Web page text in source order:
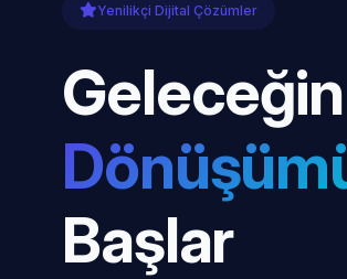
Yenilikçi Dijital Çözümler
Başlar